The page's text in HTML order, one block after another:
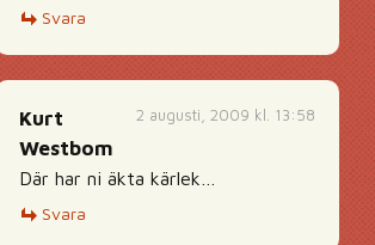
Svara
2 augusti, 2009 kl. 13:58
Kurt
Westbom
Där har ni äkta kärlek…
Svara